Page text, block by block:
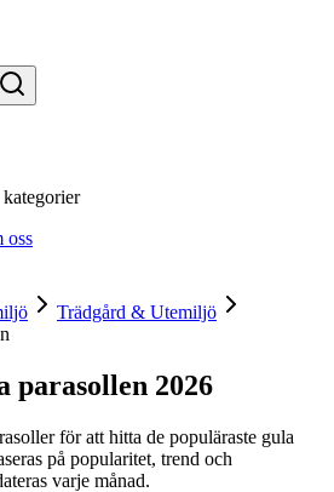
oss
Trädgård & Utemiljö
parasollen 2026
för att hitta de populäraste gula
på popularitet, trend och
varje månad.